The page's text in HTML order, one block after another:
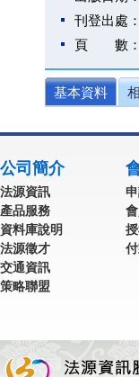
刊登出處：
頁 數：
基本資料
公司簡介
法源資訊
產品服務
資料庫說明
法源徵才
交通資訊
策略聯盟